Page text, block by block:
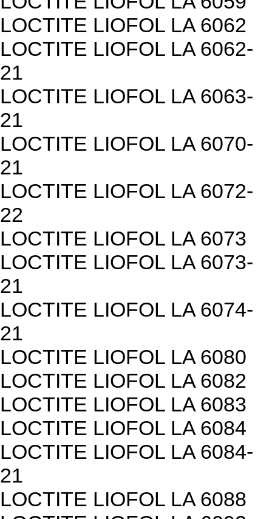
LOCTITE LIOFOL LA 6062
LOCTITE LIOFOL LA 6062-
21
LOCTITE LIOFOL LA 6063-
21
LOCTITE LIOFOL LA 6070-
21
LOCTITE LIOFOL LA 6072-
22
LOCTITE LIOFOL LA 6073
LOCTITE LIOFOL LA 6073-
21
LOCTITE LIOFOL LA 6074-
21
LOCTITE LIOFOL LA 6080
LOCTITE LIOFOL LA 6082
LOCTITE LIOFOL LA 6083
LOCTITE LIOFOL LA 6084
LOCTITE LIOFOL LA 6084-
21
LOCTITE LIOFOL LA 6088